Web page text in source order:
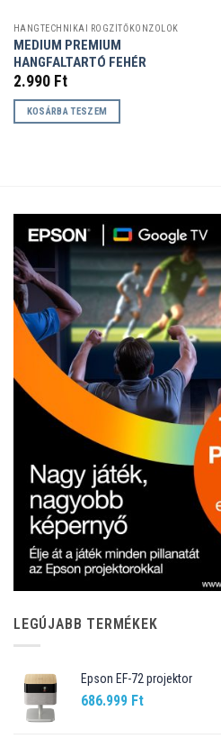
HANGTECHNIKAI RÖGZÍTŐKONZOLOK
MEDIUM PREMIUM
HANGFALTARTÓ FEHÉR
2.990 Ft
KOSÁRBA TESZEM
LEGÚJABB TERMÉKEK
Epson EF-72 projektor
686.999 Ft